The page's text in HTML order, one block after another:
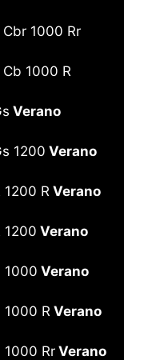
1000 Rr
1000 R
Verano
1200 Verano
1200 R Verano
1200 Verano
1000 Verano
1000 R Verano
1000 Rr Verano